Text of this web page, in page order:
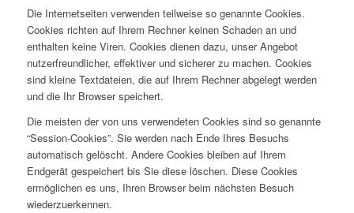
Die Internetseiten verwenden teilweise so genannte Cookies.
Cookies richten auf Ihrem Rechner keinen Schaden an und
enthalten keine Viren. Cookies dienen dazu, unser Angebot
nutzerfreundlicher, effektiver und sicherer zu machen. Cookies
sind kleine Textdateien, die auf Ihrem Rechner abgelegt werden
und die Ihr Browser speichert.
Die meisten der von uns verwendeten Cookies sind so genannte
“Session-Cookies”. Sie werden nach Ende Ihres Besuchs
automatisch gelöscht. Andere Cookies bleiben auf Ihrem
Endgerät gespeichert bis Sie diese löschen. Diese Cookies
ermöglichen es uns, Ihren Browser beim nächsten Besuch
wiederzuerkennen.